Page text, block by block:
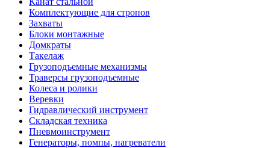
Комплектующие для стропов
Захваты
Блоки монтажные
Домкраты
Такелаж
Грузоподъемные механизмы
Траверсы грузоподъемные
Колеса и ролики
Веревки
Гидравлический инструмент
Складская техника
Пневмоинструмент
Генераторы, помпы, нагреватели